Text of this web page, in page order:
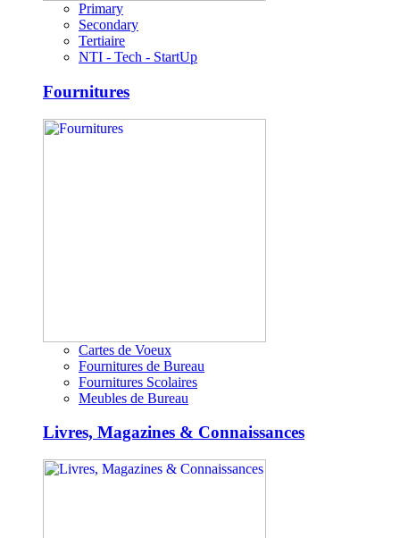
Primary
Secondary
Tertiaire
NTI - Tech - StartUp
Fournitures
Cartes de Voeux
Fournitures de Bureau
Fournitures Scolaires
Meubles de Bureau
Livres, Magazines & Connaissances